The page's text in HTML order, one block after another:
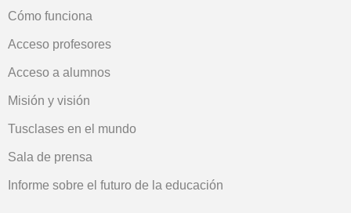
Cómo funciona
Acceso profesores
Acceso a alumnos
Misión y visión
Tusclases en el mundo
Sala de prensa
Informe sobre el futuro de la educación